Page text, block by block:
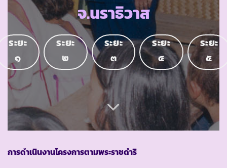
จ.นราธิวาส
ระยะ
๑
ระยะ
๒
ระยะ
๓
ระยะ
๔
ระยะ
๕
การดำเนินงานโครงการตามพระราชดำริ